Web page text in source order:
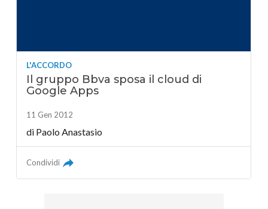
L'ACCORDO
Il gruppo Bbva sposa il cloud di
Google Apps
11 Gen 2012
di Paolo Anastasio
Condividi